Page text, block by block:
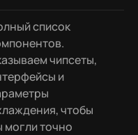
список
чипсеты,
и
чтобы
могли точно